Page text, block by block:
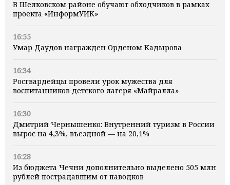
В Шелковском районе обучают обходчиков в рамках
проекта «ИнформУИК»
16:55
Умар Даудов награжден Орденом Кадырова
16:34
Росгвардейцы провели урок мужества для
воспитанников детского лагеря «Майралла»
16:30
Дмитрий Чернышенко: Внутренний туризм в России
вырос на 4,3%, въездной — на 20,1%
16:28
Из бюджета Чечни дополнительно выделено 505 млн
рублей пострадавшим от паводков